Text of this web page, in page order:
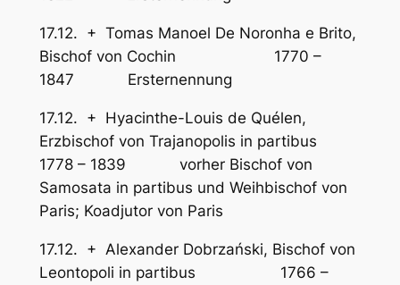
17.12. + Tomas Manoel De Noronha e Brito,
Bischof von Cochin 1770 –
1847 Ersternennung
17.12. + Hyacinthe-Louis de Quélen,
Erzbischof von Trajanopolis in partibus
1778 – 1839 vorher Bischof von
Samosata in partibus und Weihbischof von
Paris; Koadjutor von Paris
17.12. + Alexander Dobrzański, Bischof von
Leontopoli in partibus 1766 –